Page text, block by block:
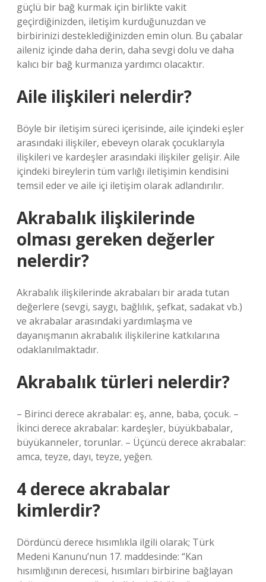
güçlü bir bağ kurmak için birlikte vakit
geçirdiğinizden, iletişim kurduğunuzdan ve
birbirinizi desteklediğinizden emin olun. Bu çabalar
aileniz içinde daha derin, daha sevgi dolu ve daha
kalıcı bir bağ kurmanıza yardımcı olacaktır.
Aile ilişkileri nelerdir?
Böyle bir iletişim süreci içerisinde, aile içindeki eşler
arasındaki ilişkiler, ebeveyn olarak çocuklarıyla
ilişkileri ve kardeşler arasındaki ilişkiler gelişir. Aile
içindeki bireylerin tüm varlığı iletişimin kendisini
temsil eder ve aile içi iletişim olarak adlandırılır.
Akrabalık ilişkilerinde
olması gereken değerler
nelerdir?
Akrabalık ilişkilerinde akrabaları bir arada tutan
değerlere (sevgi, saygı, bağlılık, şefkat, sadakat vb.)
ve akrabalar arasındaki yardımlaşma ve
dayanışmanın akrabalık ilişkilerine katkılarına
odaklanılmaktadır.
Akrabalık türleri nelerdir?
– Birinci derece akrabalar: eş, anne, baba, çocuk. –
İkinci derece akrabalar: kardeşler, büyükbabalar,
büyükanneler, torunlar. – Üçüncü derece akrabalar:
amca, teyze, dayı, teyze, yeğen.
4 derece akrabalar
kimlerdir?
Dördüncü derece hısımlıkla ilgili olarak; Türk
Medeni Kanunu’nun 17. maddesinde: “Kan
hısımlığının derecesi, hısımları birbirine bağlayan